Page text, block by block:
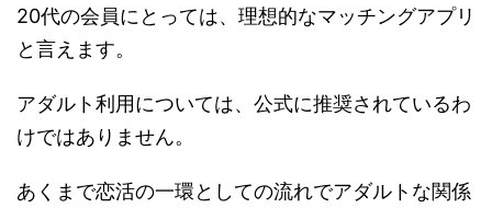
20代の会員にとっては、理想的なマッチングアプリ
と言えます。
アダルト利用については、公式に推奨されているわ
けではありません。
あくまで恋活の一環としての流れでアダルトな関係